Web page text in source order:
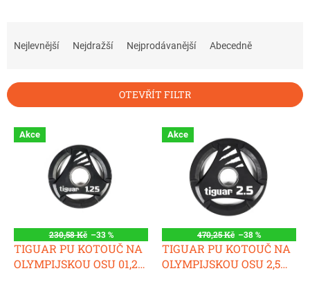
n
í
ů
Nejlevnější Nejdražší Nejprodávanější Abecedně
OTEVŘÍT FILTR
V
ý
d
u
Akce
230,58 Kč –33 %
TIGUAR PU KOTOUČ NA
OLYMPIJSKOU OSU 01,25
Akce
470,25 Kč –38 %
TIGUAR PU KOTOUČ NA
OLYMPIJSKOU OSU 2,5